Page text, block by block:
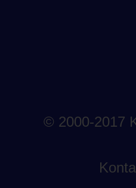
© 2000-2017